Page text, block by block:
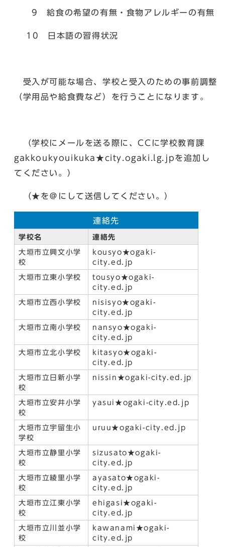
9 給食の希望の有無・食物アレルギーの有無
10 日本語の習得状況
受入が可能な場合、学校と受入のための事前調整
（学用品や給食費など）を行うことになります。
（学校にメールを送る際に、CCに学校教育課
gakkoukyouikuka★city.ogaki.lg.jpを追加し
てください。）
（★を＠にして送信してください。）
連絡先
学校名 連絡先
大垣市立興文小学
校
kousyo★ogaki-
city.ed.jp
大垣市立東小学校
tousyo★ogaki-
city.ed.jp
大垣市立西小学校
nisisyo★ogaki-
city.ed.jp
大垣市立南小学校
nansyo★ogaki-
city.ed.jp
大垣市立北小学校
kitasyo★ogaki-
city.ed.jp
大垣市立日新小学
校
nissin★ogaki-city.ed.jp
大垣市立安井小学
校
yasui★ogaki-city.ed.jp
大垣市立宇留生小
学校
uruu★ogaki-city.ed.jp
大垣市立静里小学
校
sizusato★ogaki-
city.ed.jp
大垣市立綾里小学
校
ayasato★ogaki-
city.ed.jp
大垣市立江東小学
校
ehigasi★ogaki-
city.ed.jp
大垣市立川並小学
校
kawanami★ogaki-
city.ed.jp